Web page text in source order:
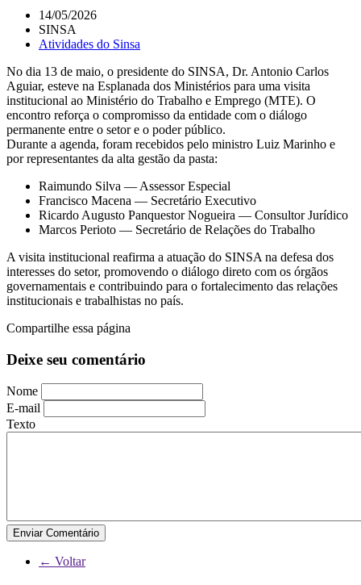
14/05/2026
SINSA
Atividades do Sinsa
No dia 13 de maio, o presidente do SINSA, Dr. Antonio Carlos
Aguiar, esteve na Esplanada dos Ministérios para uma visita
institucional ao Ministério do Trabalho e Emprego (MTE). O
encontro reforça o compromisso da entidade com o diálogo
permanente entre o setor e o poder público.
Durante a agenda, foram recebidos pelo ministro Luiz Marinho e
por representantes da alta gestão da pasta:
Raimundo Silva — Assessor Especial
Francisco Macena — Secretário Executivo
Ricardo Augusto Panquestor Nogueira — Consultor Jurídico
Marcos Perioto — Secretário de Relações do Trabalho
A visita institucional reafirma a atuação do SINSA na defesa dos
interesses do setor, promovendo o diálogo direto com os órgãos
governamentais e contribuindo para o fortalecimento das relações
institucionais e trabalhistas no país.
Compartilhe essa página
Deixe seu comentário
Nome
E-mail
Texto
Enviar Comentário
← Voltar